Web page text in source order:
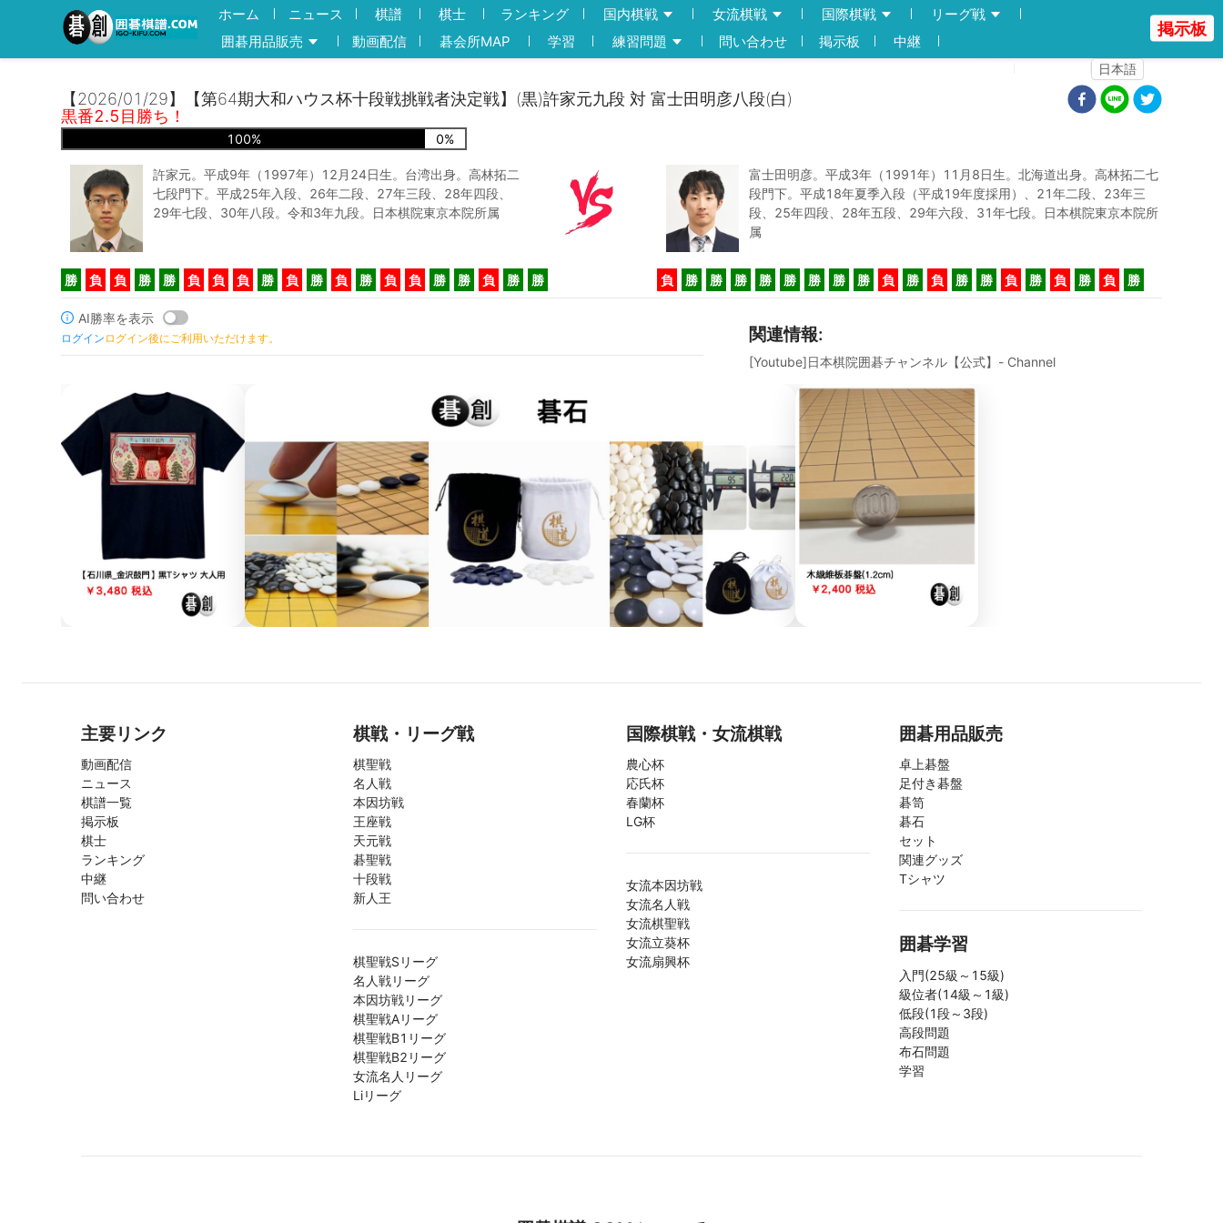
ホーム ニュース 棋譜 棋士 ランキング 国内棋戦 女流棋戦 国際棋戦
リーグ戦
囲碁用品販売
動画配信 碁会所MAP 学習 練習問題 問い合わせ 掲示板
中継
日本語
掲示板
【2026/01/29】【第64期大和ハウス杯十段戦挑戦者決定戦】(黒)許家元九段 対 富士田明彦八段(白)
黒番2.5目勝ち！
100% 0%
許家元。平成9年（1997年）12月24日生。台湾出身。高林拓二
七段門下。平成25年入段、26年二段、27年三段、28年四段、
29年七段、30年八段。令和3年九段。日本棋院東京本院所属
富士田明彦。平成3年（1991年）11月8日生。北海道出身。高林拓二七
段門下。平成18年夏季入段（平成19年度採用）、21年二段、23年三
段、25年四段、28年五段、29年六段、31年七段。日本棋院東京本院所
属
勝 負 負 勝 勝 負 負 負 勝 負 勝 負 勝 負 負 勝 勝 負 勝 勝 負 勝 勝 勝 勝 勝 勝 勝 勝 負 勝 負 勝 勝 負 勝 負 勝 負 勝
AI勝率を表示
ログイン ログイン後にご利用いただけます。 関連情報:
[Youtube]日本棋院囲碁チャンネル【公式】- Channel
主要リンク
動画配信
ニュース
棋譜一覧
掲示板
棋士
ランキング
中継
問い合わせ
棋戦・リーグ戦
棋聖戦
名人戦
本因坊戦
王座戦
天元戦
碁聖戦
十段戦
新人王
棋聖戦Sリーグ
名人戦リーグ
本因坊戦リーグ
棋聖戦Aリーグ
棋聖戦B1リーグ
棋聖戦B2リーグ
女流名人リーグ
Liリーグ
国際棋戦・女流棋戦
農心杯
応氏杯
春蘭杯
LG杯
女流本因坊戦
女流名人戦
女流棋聖戦
女流立葵杯
女流扇興杯
囲碁用品販売
卓上碁盤
足付き碁盤
碁笥
碁石
セット
関連グッズ
Tシャツ
囲碁学習
入門(25級～15級)
級位者(14級～1級)
低段(1段～3段)
高段問題
布石問題
学習